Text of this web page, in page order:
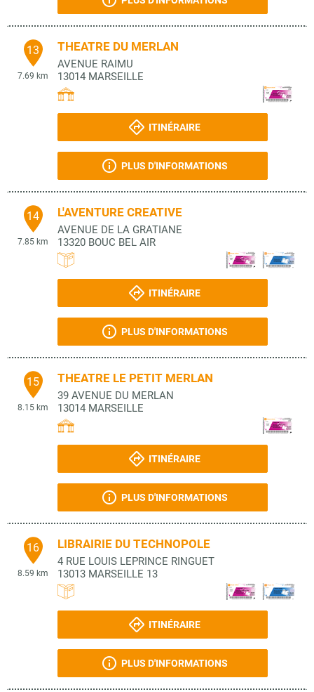
13
7.69 km
THEATRE DU MERLAN
AVENUE RAIMU
13014 MARSEILLE
ITINÉRAIRE
PLUS D'INFORMATIONS
14
7.85 km
L'AVENTURE CREATIVE
AVENUE DE LA GRATIANE
13320 BOUC BEL AIR
ITINÉRAIRE
PLUS D'INFORMATIONS
15
8.15 km
THEATRE LE PETIT MERLAN
39 AVENUE DU MERLAN
13014 MARSEILLE
ITINÉRAIRE
PLUS D'INFORMATIONS
16
8.59 km
LIBRAIRIE DU TECHNOPOLE
4 RUE LOUIS LEPRINCE RINGUET
13013 MARSEILLE 13
ITINÉRAIRE
PLUS D'INFORMATIONS